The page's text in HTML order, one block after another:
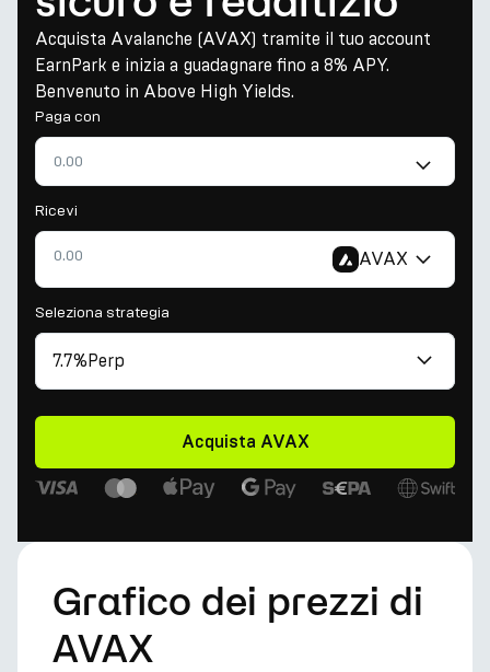
Risorse
Azienda
Acquista Avalanche (AVAX) tramite il tuo account
EarnPark e inizia a guadagnare fino a 8% APY.
Benvenuto in Above High Yields.
Paga con
Ricevi
AVAX
Seleziona strategia
7.7%Perp
Acquista AVAX
Grafico dei prezzi di
AVAX